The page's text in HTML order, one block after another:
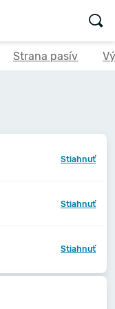
Strana pasív
Stiahnuť
Stiahnuť
Stiahnuť